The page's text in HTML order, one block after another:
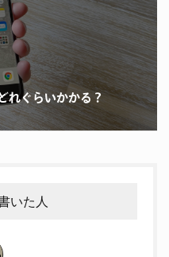
れぐらいかかる？
いた人